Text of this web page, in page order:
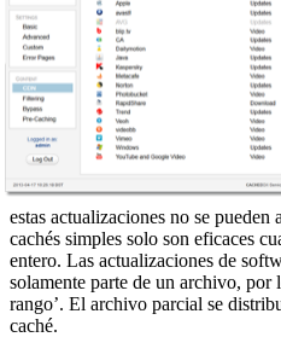
estas actualizaciones no se pueden
cachés simples solo son eficaces
entero. Las actualizaciones de
solamente parte de un archivo, por
rango’. El archivo parcial se
caché.